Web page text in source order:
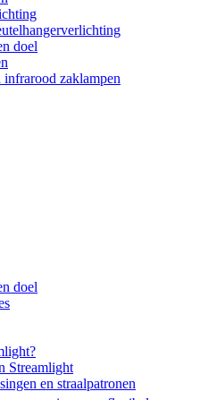
doel
zaklampen
doel
Streamlight
en straalpatronen